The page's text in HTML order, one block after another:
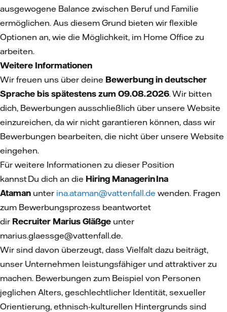
ausgewogene Balance zwischen Beruf und Familie
ermöglichen. Aus diesem Grund bieten wir flexible
Optionen an, wie die Möglichkeit, im Home Office zu
arbeiten.
Weitere Informationen
Wir freuen uns über deine Bewerbung in deutscher
Sprache bis spätestens zum 09.08.2026. Wir bitten
dich, Bewerbungen ausschließlich über unsere Website
einzureichen, da wir nicht garantieren können, dass wir
Bewerbungen bearbeiten, die nicht über unsere Website
eingehen.
Für weitere Informationen zu dieser Position
kannst Du dich an die Hiring Managerin Ina
Ataman unter ina.ataman@vattenfall.de wenden. Fragen
zum Bewerbungsprozess beantwortet
dir Recruiter Marius Gläßge unter
marius.glaessge@vattenfall.de.
Wir sind davon überzeugt, dass Vielfalt dazu beiträgt,
unser Unternehmen leistungsfähiger und attraktiver zu
machen. Bewerbungen zum Beispiel von Personen
jeglichen Alters, geschlechtlicher Identität, sexueller
Orientierung, ethnisch-kulturellen Hintergrunds sind